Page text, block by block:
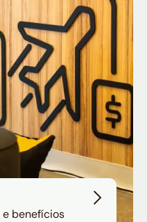
benefícios